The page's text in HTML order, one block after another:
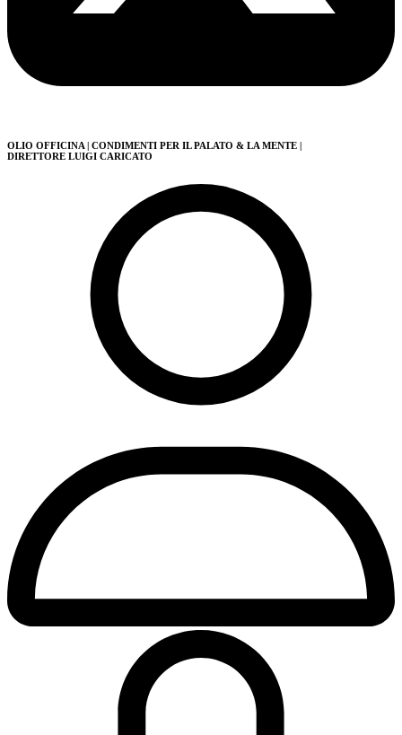
OLIO OFFICINA | CONDIMENTI PER IL PALATO & LA MENTE |
DIRETTORE LUIGI CARICATO